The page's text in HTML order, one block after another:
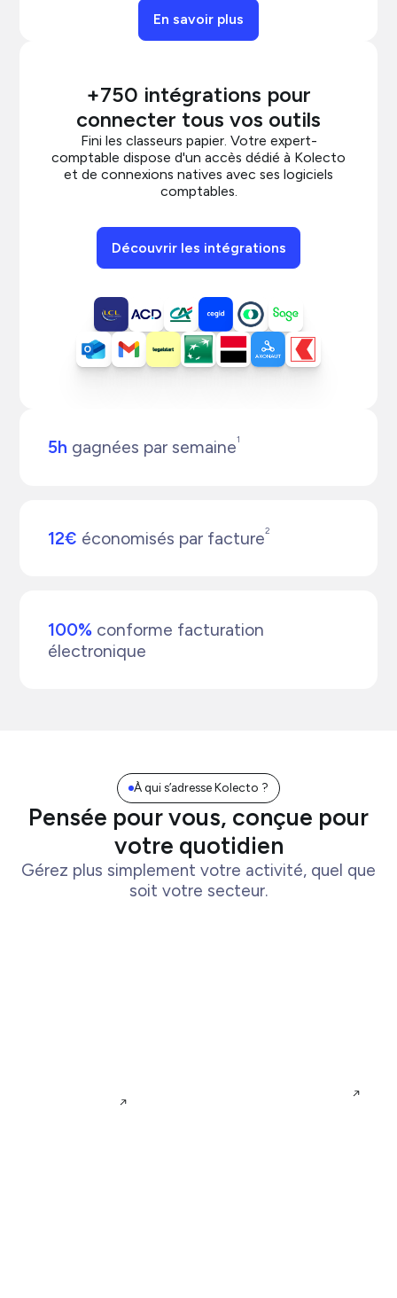
En savoir plus
+750 intégrations pour
connecter tous vos outils
Fini les classeurs papier. Votre expert-
comptable dispose d'un accès dédié à Kolecto
et de connexions natives avec ses logiciels
comptables.
Découvrir les intégrations
5h gagnées par semaine1
12€ économisés par facture2
100%conforme facturation
électronique
À qui s’adresse Kolecto ?
Pensée pour vous, conçue pour
votre quotidien
Gérez plus simplement votre activité, quel que
soit votre secteur.